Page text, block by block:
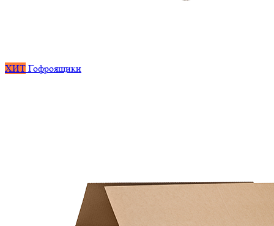
ХИТ Гофроящики